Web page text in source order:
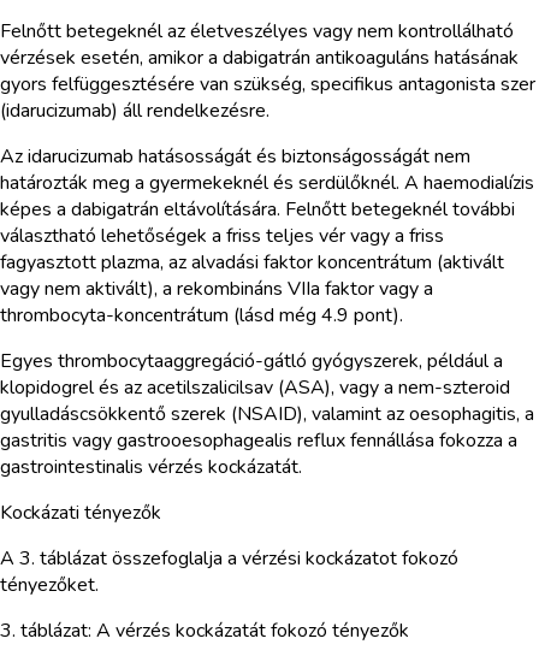
Felnőtt betegeknél az életveszélyes vagy nem kontrollálható
vérzések esetén, amikor a dabigatrán antikoaguláns hatásának
gyors felfüggesztésére van szükség, specifikus antagonista szer
(idarucizumab) áll rendelkezésre.
Az idarucizumab hatásosságát és biztonságosságát nem
határozták meg a gyermekeknél és serdülőknél. A haemodialízis
képes a dabigatrán eltávolítására. Felnőtt betegeknél további
választható lehetőségek a friss teljes vér vagy a friss
fagyasztott plazma, az alvadási faktor koncentrátum (aktivált
vagy nem aktivált), a rekombináns VIIa faktor vagy a
thrombocyta-koncentrátum (lásd még 4.9 pont).
Egyes thrombocytaaggregáció-gátló gyógyszerek, például a
klopidogrel és az acetilszalicilsav (ASA), vagy a nem-szteroid
gyulladáscsökkentő szerek (NSAID), valamint az oesophagitis, a
gastritis vagy gastrooesophagealis reflux fennállása fokozza a
gastrointestinalis vérzés kockázatát.
Kockázati tényezők
A 3. táblázat összefoglalja a vérzési kockázatot fokozó
tényezőket.
3. táblázat: A vérzés kockázatát fokozó tényezők